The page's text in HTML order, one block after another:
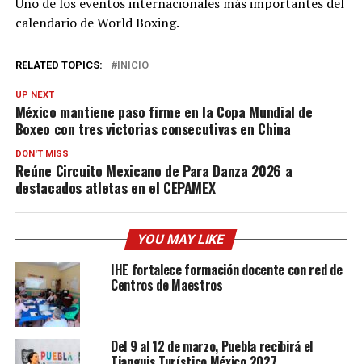
calendario de World Boxing.
RELATED TOPICS: INICIO
UP NEXT
México mantiene paso firme en la Copa Mundial de
Boxeo con tres victorias consecutivas en China
DON'T MISS
Reúne Circuito Mexicano de Para Danza 2026 a
destacados atletas en el CEPAMEX
YOU MAY LIKE
IHE fortalece formación docente con red de
Centros de Maestros
Del 9 al 12 de marzo, Puebla recibirá el